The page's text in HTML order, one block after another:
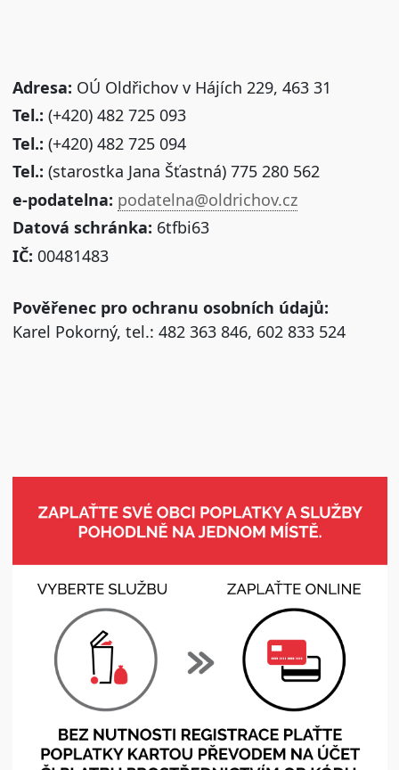
Adresa: OÚ Oldřichov v Hájích 229, 463 31
Tel.: (+420) 482 725 093
Tel.: (+420) 482 725 094
Tel.: (starostka Jana Šťastná) 775 280 562
e-podatelna: podatelna@oldrichov.cz
Datová schránka: 6tfbi63
IČ: 00481483
Pověřenec pro ochranu osobních údajů:
Karel Pokorný, tel.: 482 363 846, 602 833 524